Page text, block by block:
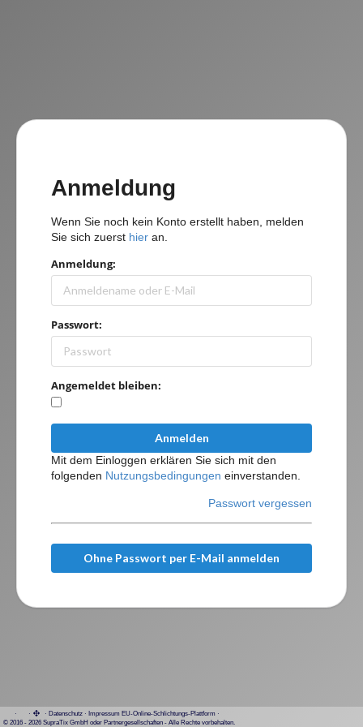
Anmeldung
Wenn Sie noch kein Konto erstellt haben, melden
Sie sich zuerst hier an.
Anmeldung:
Passwort:
Angemeldet bleiben:
Anmelden
Mit dem Einloggen erklären Sie sich mit den
folgenden Nutzungsbedingungen einverstanden.
Passwort vergessen
Ohne Passwort per E-Mail anmelden
· · · Datenschutz · Impressum EU-Online-Schlichtungs-Plattform ·
© 2016 - 2026 SupraTix GmbH oder Partnergesellschaften - Alle Rechte vorbehalten.